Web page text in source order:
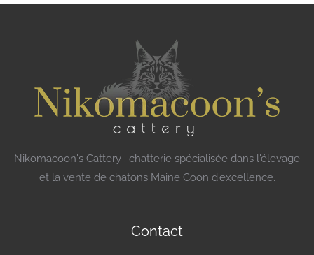
Nikomacoon's Cattery : chatterie spécialisée dans l'élevage
et la vente de chatons Maine Coon d'excellence.
Contact